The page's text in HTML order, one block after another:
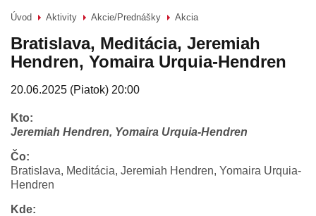
Úvod Aktivity Akcie/Prednášky Akcia
Bratislava, Meditácia, Jeremiah
Hendren, Yomaira Urquia-Hendren
20.06.2025 (Piatok) 20:00
kto:
Jeremiah Hendren, Yomaira Urquia-Hendren
čo:
Bratislava, Meditácia, Jeremiah Hendren, Yomaira Urquia-
Hendren
kde: